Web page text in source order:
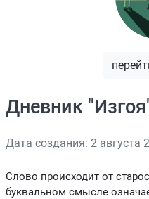
Дневник
Дата создания: 2 августа
Слово происходит от
буквальном смысле